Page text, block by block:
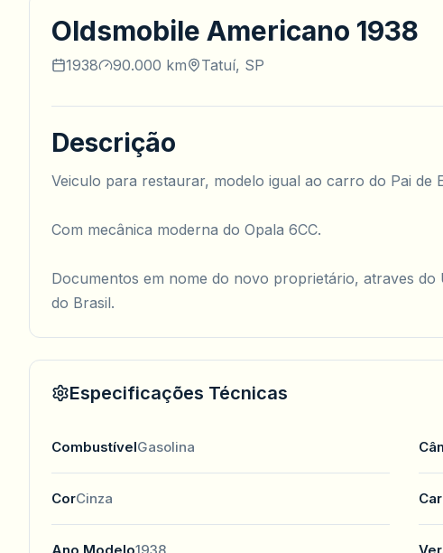
Oldsmobile Americano 1938
1938 90.000 km Tatuí, SP
Descrição
Veiculo para restaurar, modelo igual ao carro do Pai de
Com mecânica moderna do Opala 6CC.
Documentos em nome do novo proprietário, atraves
do Brasil.
Especificações Técnicas
CombustívelGasolina
CorCinza
Ano Modelo1938